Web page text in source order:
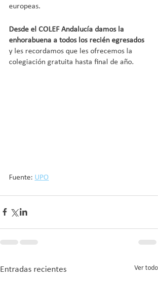
europeas.
Desde el COLEF Andalucía damos la
enhorabuena a todos los recién egresados
y les recordamos que les ofrecemos la
colegiación gratuita hasta final de año.
Fuente: UPO
Entradas recientes Ver todo